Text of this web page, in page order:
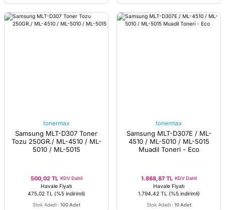
tonermax
Samsung MLT-D307 Toner
Tozu 250GR./ ML-4510 / ML-
5010 / ML-5015
500,02 TL KDV Dahil
Havale Fiyatı
475,02 TL
(%5 indirimli)
Stok Adedi : 100 Adet
tonermax
Samsung MLT-D307E / ML-
4510 / ML-5010 / ML-5015
Muadil Toneri - Eco
1.888,87 TL KDV Dahil
Havale Fiyatı
1.794,42 TL
(%5 indirimli)
Stok Adedi : 10 Adet